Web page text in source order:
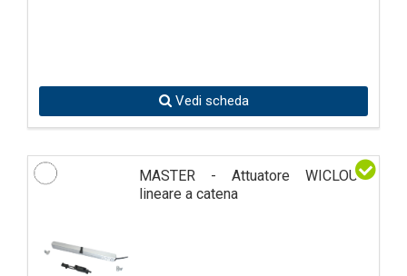
Vedi scheda
MASTER - Attuatore WICLOUD
lineare a catena